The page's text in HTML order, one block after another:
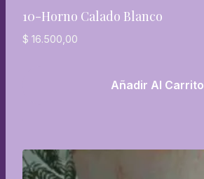
10-Horno Calado Blanco
$ 16.500,00
Añadir Al Carrito